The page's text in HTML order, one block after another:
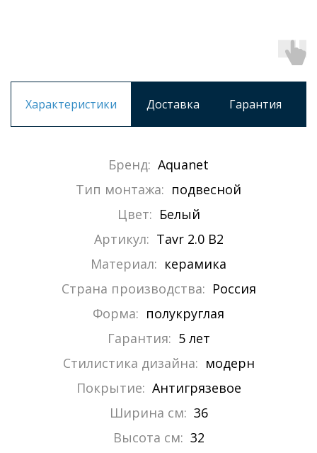
Характеристики Доставка Гарантия
Бренд: Aquanet
Тип монтажа: подвесной
Цвет: Белый
Артикул: Tavr 2.0 B2
Материал: керамика
Страна производства: Россия
Форма: полукруглая
Гарантия: 5 лет
Стилистика дизайна: модерн
Покрытие: Антигрязевое
Ширина см: 36
Высота см: 32